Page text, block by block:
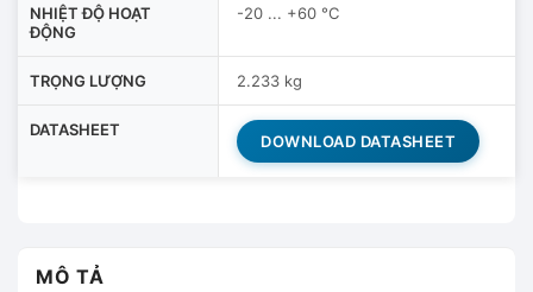
NHIỆT ĐỘ HOẠT
ĐỘNG
-20 ... +60 °C
TRỌNG LƯỢNG 2.233 kg
DATASHEET
DOWNLOAD DATASHEET
MÔ TẢ